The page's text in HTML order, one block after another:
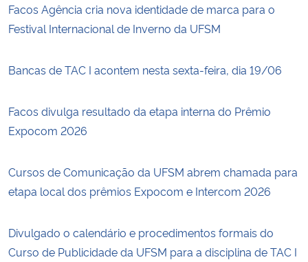
Facos Agência cria nova identidade de marca para o
Festival Internacional de Inverno da UFSM
Bancas de TAC I acontem nesta sexta-feira, dia 19/06
Facos divulga resultado da etapa interna do Prêmio
Expocom 2026
Cursos de Comunicação da UFSM abrem chamada para
etapa local dos prêmios Expocom e Intercom 2026
Divulgado o calendário e procedimentos formais do
Curso de Publicidade da UFSM para a disciplina de TAC I